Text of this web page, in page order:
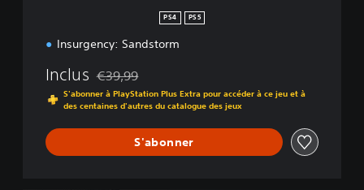
PS4 PS5
Insurgency: Sandstorm
Inclus Remise par rapport au prix d'origine de €39,99
€39,99
S'abonner à PlayStation Plus Extra pour accéder à ce jeu et à
des centaines d'autres du catalogue des jeux
S'abonner